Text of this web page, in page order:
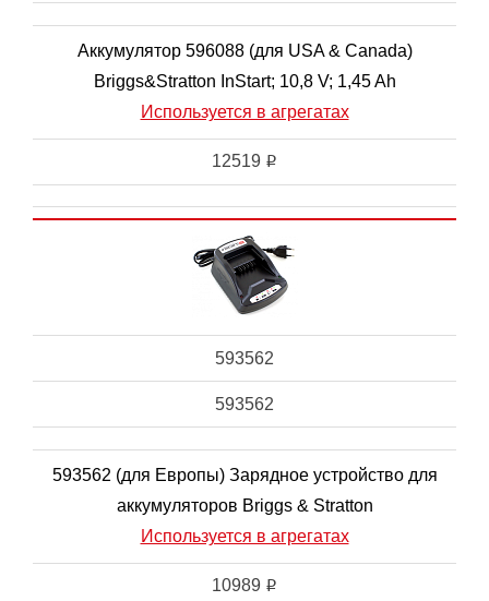
Аккумулятор 596088 (для USA & Canada)
Briggs&Stratton InStart; 10,8 V; 1,45 Ah
Используется в агрегатах
12519 i
593562
593562
593562 (для Европы) Зарядное устройство для
аккумуляторов Briggs & Stratton
Используется в агрегатах
10989 i